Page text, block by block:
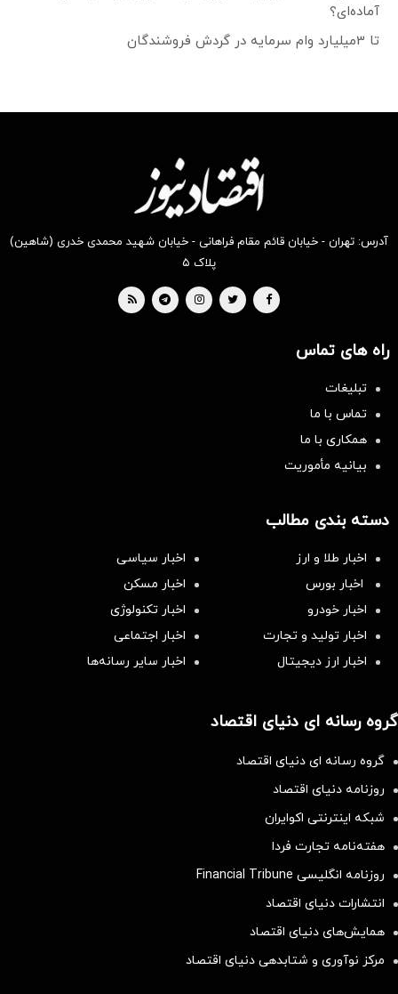
آماده‌ای؟
تا 3میلیارد وام سرمایه در گردش فروشندگان
آدرس: تهران - خیابان قائم مقام فراهانی - خیابان شهید محمدی خدری (شاهین)
پلاک ۵
راه های تماس
تبلیغات
تماس با ما
همکاری با ما
بیانیه مأموریت
دسته بندی مطالب
اخبار طلا و ارز
اخبار سیاسی
اخبار بورس
اخبار مسکن
اخبار خودرو
اخبار تکنولوژی
اخبار تولید و تجارت
اخبار اجتماعی
اخبار ارز دیجیتال
اخبار سایر رسانه‌‌ها
گروه رسانه ای دنیای اقتصاد
گروه رسانه ای دنیای اقتصاد
روزنامه دنیای اقتصاد
شبکه اینترنتی اکوایران
هفته‌نامه تجارت فردا
روزنامه انگلیسی Financial Tribune
انتشارات دنیای اقتصاد
همایش‌های دنیای اقتصاد
مرکز نوآوری و شتابدهی دنیای اقتصاد